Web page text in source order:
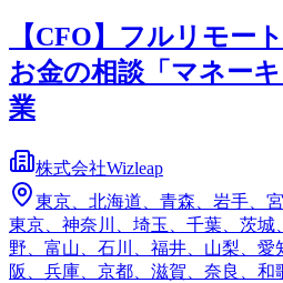
【CFO】フルリモー
お金の相談「マネー
業
株式会社Wizleap
東京、北海道、青森、岩手、
東京、神奈川、埼玉、千葉、茨城
野、富山、石川、福井、山梨、
阪、兵庫、京都、滋賀、奈良、和